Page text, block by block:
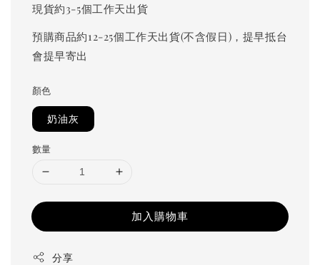
現貨約3-5個工作天出貨
預購商品約12-25個工作天出貨(不含假日)，提早抵台
會提早寄出
顏色
奶油灰
數量
加入購物車
分享